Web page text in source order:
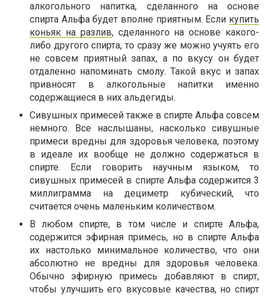
алкогольного напитка, сделанного на основе
спирта Альфа будет вполне приятным. Если купить
коньяк на разлив, сделанного на основе какого-
либо другого спирта, то сразу же можно учуять его
не совсем приятный запах, а по вкусу он будет
отдаленно напоминать смолу. Такой вкус и запах
привносят в алкогольные напитки именно
содержащиеся в них альдегиды.
Сивушных примесей также в спирте Альфа совсем
немного. Все наслышаны, насколько сивушные
примеси вредны для здоровья человека, поэтому
в идеале их вообще не должно содержаться в
спирте. Если говорить научным языком, то
сивушных примесей в спирте Альфа содержится 3
миллиграмма на дециметр кубический, что
считается очень маленьким количеством.
В любом спирте, в том числе и спирте Альфа,
содержится эфирная примесь, но в спирте Альфа
их настолько минимальное количество, что они
абсолютно не вредны для здоровья человека.
Обычно эфирную примесь добавляют в спирт,
чтобы улучшить его вкусовые качества, но спирт